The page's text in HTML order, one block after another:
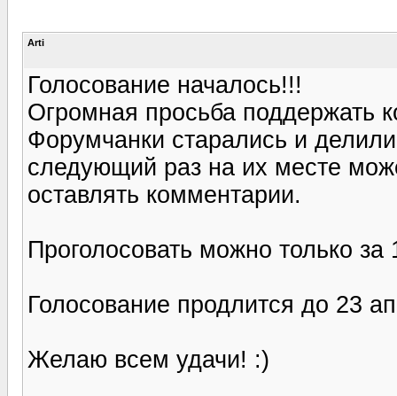
Arti
Голосование началось!!!
Огромная просьба поддержать
Форумчанки старались и
следующий раз на их месте
оставлять комментарии.
Проголосовать можно только за
Голосование продлится до 23
Желаю всем удачи! :)